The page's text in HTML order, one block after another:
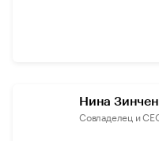
Нина
Совладелец и